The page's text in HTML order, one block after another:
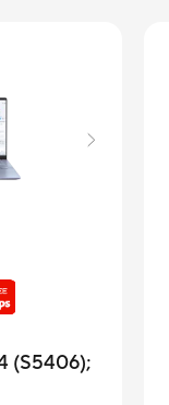
(S5406);